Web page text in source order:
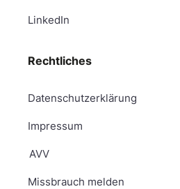
LinkedIn
Rechtliches
Datenschutzerklärung
Impressum
AVV
Missbrauch melden